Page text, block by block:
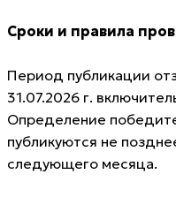
Сроки и правила
Период публикации
31.07.2026 г.
Определение
публикуются не
следующего месяца.